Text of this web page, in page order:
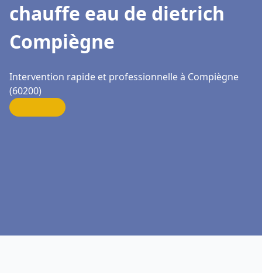
chauffe eau de dietrich
Compiègne
Intervention rapide et professionnelle à Compiègne
(60200)